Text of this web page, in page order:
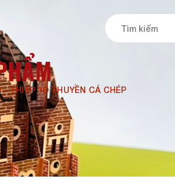
- THIỆP 3D THUYỀN CÁ CHÉP